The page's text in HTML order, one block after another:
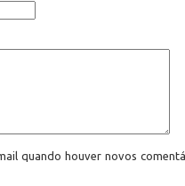
quando houver novos